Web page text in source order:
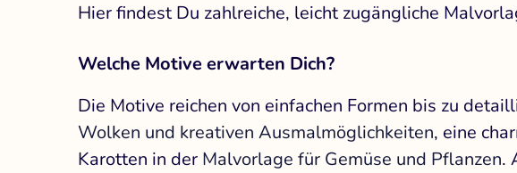
Hier findest Du zahlreiche, leicht zugängliche
Welche Motive erwarten Dich?
Die Motive reichen von einfachen Formen bis zu
Wolken und kreativen Ausmalmöglichkeiten, eine
Karotten in der Malvorlage für Gemüse und Pflanzen.